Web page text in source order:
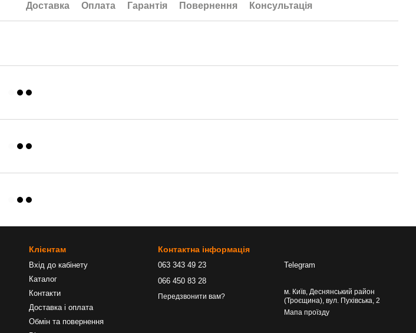
Доставка Оплата Гарантія Повернення Консультація
Клієнтам
Вхід до кабінету
Каталог
Контакти
Доставка і оплата
Обмін та повернення
Контактна інформація
063 343 49 23
066 450 83 28
Передзвонити вам?
Telegram
м. Київ, Деснянський район
(Троєщина), вул. Пухівська, 2
Мапа проїзду